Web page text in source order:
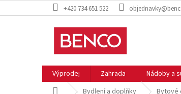
na
+420 734 651 522
Výprodej Zahrada Nádoby a
Domů Bydlení a doplňky Bytové